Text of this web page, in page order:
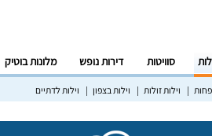
סוויטות דירות נופש מלונות בוטיק
וילות זולות וילות בצפון וילות לדתיים